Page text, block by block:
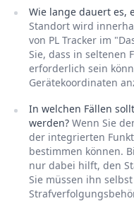
Wie lange dauert es,
Standort wird
von PL Tracker im
Sie, dass in seltenen
erforderlich sein
Gerätekoordinaten
In welchen Fällen
werden? Wenn Sie
der integrierten
bestimmen können.
nur dabei hilft, den
Sie müssen ihn